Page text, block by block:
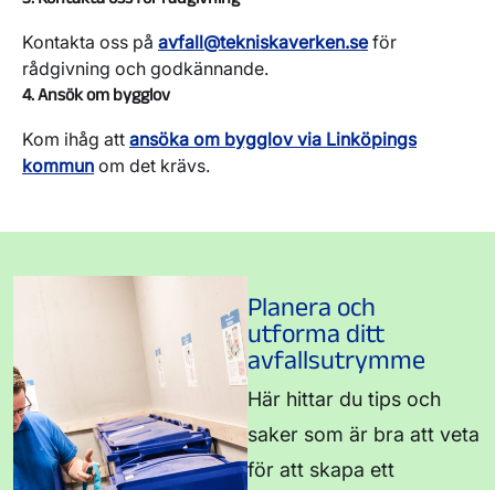
4 520 9 236
Förpackningar i djupbehållare
Tömning en gång var 8:e vecka
Avfall i fyrfackskärl
Endast möjligt i hus med max sex lägenheter. Två
kärl med samma volym ingår i abonnemanget. I
kärl 1, som töms en gång i månaden (var fjärde
vecka), sorterar du plastförpackningar, restavfall,
metallförpackningar och tidningar. I kärl 2, som
töms två gånger i månaden (varannan vecka),
Kontakta oss på avfall@tekniskaverken.seför
rådgivning och godkännande.
4. Ansök om bygglov
Kom ihåg att ansöka om bygglov via Linköpings
kommun om det krävs.
Planera och
utforma ditt
avfallsutrymme
Här hittar du tips och
saker som är bra att veta
för att skapa ett